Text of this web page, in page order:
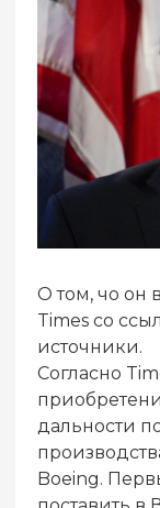
О том, чо он
Times со
источники.
Согласно
дальности
Boeing.